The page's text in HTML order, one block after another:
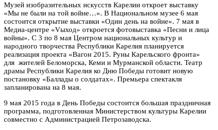
Музей изобразительных искусств Карелии откроет выставку
«Мы не были на той войне…». В Национальном музее 6 мая
состоится открытие выставки «Один день на войне». 7 мая в
Медиа-центре «Vыход» откроется фотовыставка «Песни и лица
войны». С 3 по 8 мая Центром национальных культур и
народного творчества Республики Карелия планируется
реализация проекта «Вагон 2015. Руны Карельского фронта»
для жителей Беломорска, Кеми и Мурманской области. Театр
драмы Республики Карелия ко Дню Победы готовит новую
постановку «Баллады о солдатах». Премьера спектакля
запланирована на 8 мая.
9 мая 2015 года в День Победы состоится большая праздничная
программа, подготовленная Министерством культуры Карелии
совместно с Администрацией Петрозаводска.